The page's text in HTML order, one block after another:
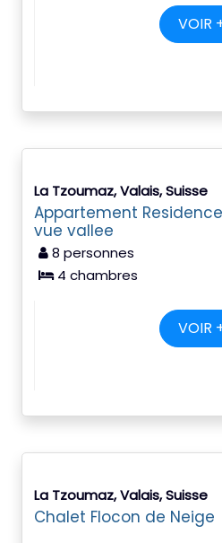
VOIR
La Tzoumaz, Valais, Suisse
Appartement
vue vallee
8 personnes
4 chambres
VOIR
La Tzoumaz, Valais, Suisse
Chalet Flocon de Neige